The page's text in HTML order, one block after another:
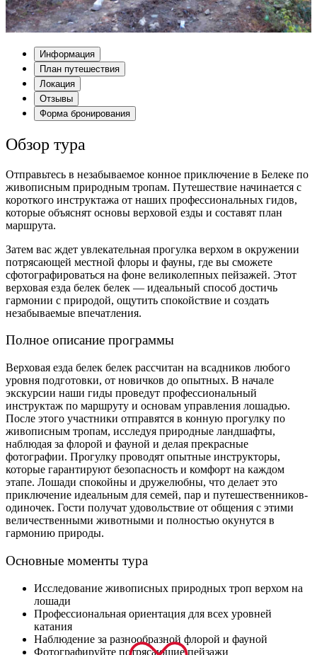
Информация
План путешествия
Локация
Отзывы
Форма бронирования
Обзор тура
Отправьтесь в незабываемое конное приключение в Белеке по
живописным природным тропам. Путешествие начинается с
короткого инструктажа от наших профессиональных гидов,
которые объяснят основы верховой езды и составят план
маршрута.
Затем вас ждет увлекательная прогулка верхом в окружении
потрясающей местной флоры и фауны, где вы сможете
сфотографироваться на фоне великолепных пейзажей. Этот
верховая езда белек белек — идеальный способ достичь
гармонии с природой, ощутить спокойствие и создать
незабываемые впечатления.
Полное описание программы
Верховая езда белек белек рассчитан на всадников любого
уровня подготовки, от новичков до опытных. В начале
экскурсии наши гиды проведут профессиональный
инструктаж по маршруту и ​​основам управления лошадью.
После этого участники отправятся в конную прогулку по
живописным тропам, исследуя природные ландшафты,
наблюдая за флорой и фауной и делая прекрасные
фотографии. Прогулку проводят опытные инструкторы,
которые гарантируют безопасность и комфорт на каждом
этапе. Лошади спокойны и дружелюбны, что делает это
приключение идеальным для семей, пар и путешественников-
одиночек. Гости получат удовольствие от общения с этими
величественными животными и полностью окунутся в
гармонию природы.
Основные моменты тура
Исследование живописных природных троп верхом на
лошади
Профессиональная ориентация для всех уровней
катания
Наблюдение за разнообразной флорой и фауной
Фотографируйте потрясающие пейзажи